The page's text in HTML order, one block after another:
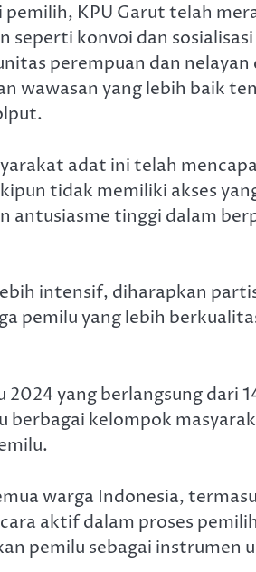
KPU Garut telah
seperti konvoi dan
perempuan dan
wawasan yang lebih baik
adat ini telah
tidak memiliki akses
antusiasme tinggi dalam
intensif, diharapkan
pemilu yang lebih
yang berlangsung dari
berbagai kelompok
warga Indonesia,
aktif dalam proses
pemilu sebagai instrumen